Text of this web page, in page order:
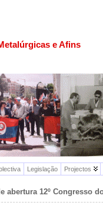
e Afins
Legislação Projectos
abertura 12º Congresso